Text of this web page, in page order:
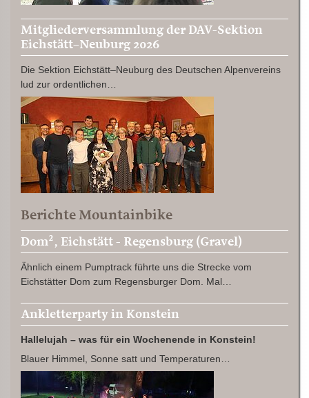
Mitgliederversammlung der DAV-Sektion
Eichstätt–Neuburg 2026
Die Sektion Eichstätt–Neuburg des Deutschen Alpenvereins
lud zur ordentlichen…
Berichte Mountainbike
Dom², Eichstätt - Regensburg (Gravel)
Ähnlich einem Pumptrack führte uns die Strecke vom
Eichstätter Dom zum Regensburger Dom. Mal…
Ankletterparty in Konstein
Hallelujah – was für ein Wochenende in Konstein!
Blauer Himmel, Sonne satt und Temperaturen…